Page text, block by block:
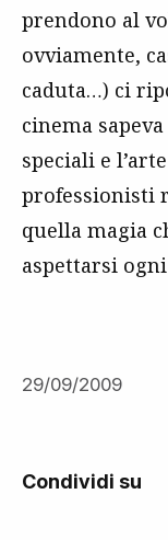
prendono al
ovviamente,
caduta…) ci
cinema
speciali e
professionisti
quella magia
aspettarsi
29/09/2009
Condividi su